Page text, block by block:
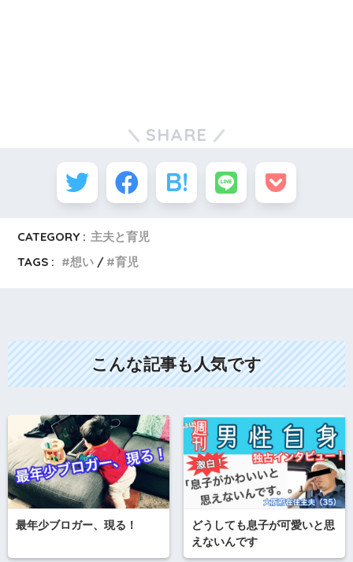
SHARE
CATEGORY : 主夫と育児
TAGS :
想い 育児
こんな記事も人気です
最年少ブロガー、現る！
どうしても息子が可愛いと思
えないんです